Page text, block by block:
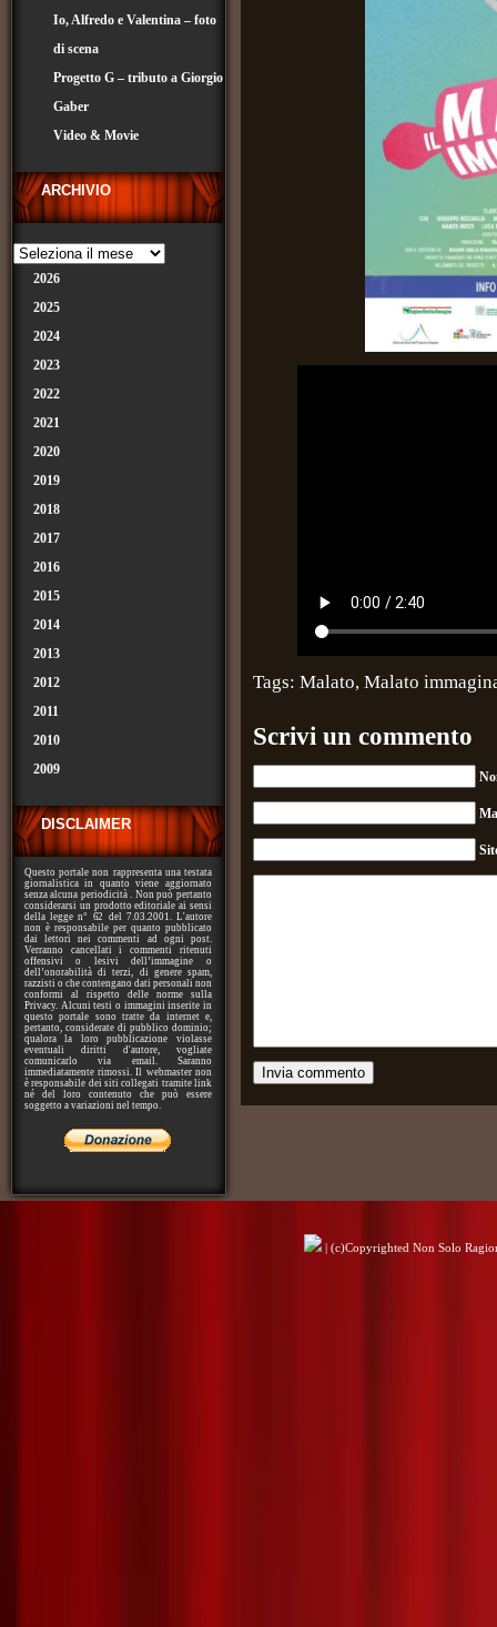
Io, Alfredo e Valentina – foto
di scena
Progetto G – tributo a Giorgio
Gaber
Video & Movie
ARCHIVIO
2026
2025
2024
2023
2022
2021
2020
2019
2018
2017
2016
2015
2014
2013
2012
2011
2010
2009
DISCLAIMER
Questo portale non rappresenta una testata
giornalistica in quanto viene aggiornato
senza alcuna periodicità . Non può pertanto
considerarsi un prodotto editoriale ai sensi
della legge n° 62 del 7.03.2001. L'autore
non è responsabile per quanto pubblicato
dai lettori nei commenti ad ogni post.
Verranno cancellati i commenti ritenuti
offensivi o lesivi dell’immagine o
dell’onorabilità di terzi, di genere spam,
razzisti o che contengano dati personali non
conformi al rispetto delle norme sulla
Privacy. Alcuni testi o immagini inserite in
questo portale sono tratte da internet e,
pertanto, considerate di pubblico dominio;
qualora la loro pubblicazione violasse
eventuali diritti d'autore, vogliate
comunicarlo via email. Saranno
immediatamente rimossi. Il webmaster non
è responsabile dei siti collegati tramite link
né del loro contenuto che può essere
soggetto a variazioni nel tempo.
Tags: Malato, Malato
Scrivi un commento
| (c)Copyrighted Non Solo